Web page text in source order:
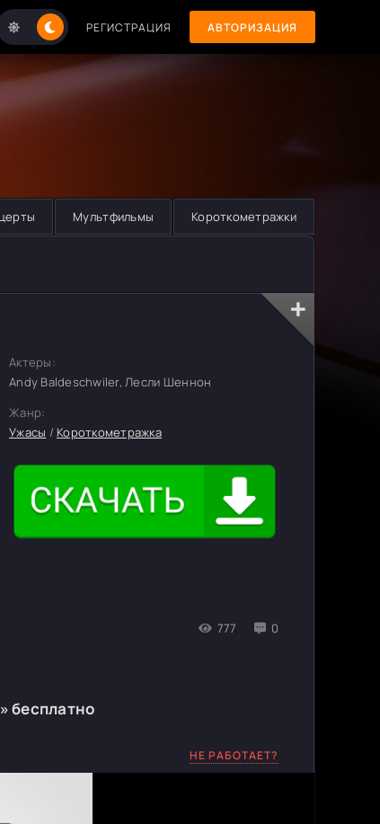
РЕГИСТРАЦИЯ АВТОРИЗАЦИЯ
Мультфильмы Короткометражки
777 0
Актеры:
Andy Baldeschwiler, Лесли Шеннон
Жанр:
Ужасы / Короткометражка
бесплатно
НЕ РАБОТАЕТ?